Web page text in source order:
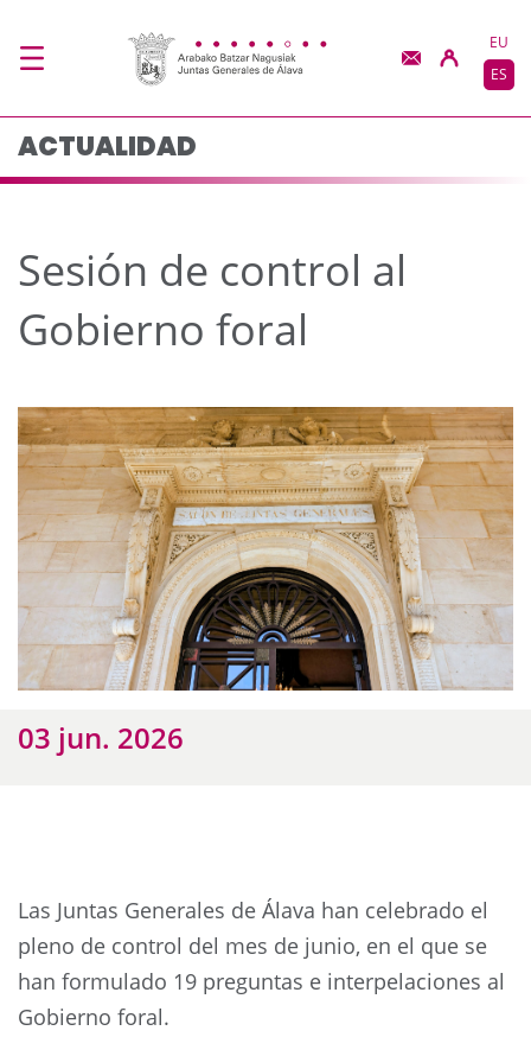
Sesión de control al
EU
ES
ACTUALIDAD
Sesión de control al
Gobierno foral
03 jun. 2026
Las Juntas Generales de Álava han celebrado el
pleno de control del mes de junio, en el que se
han formulado 19 preguntas e interpelaciones al
Gobierno foral.